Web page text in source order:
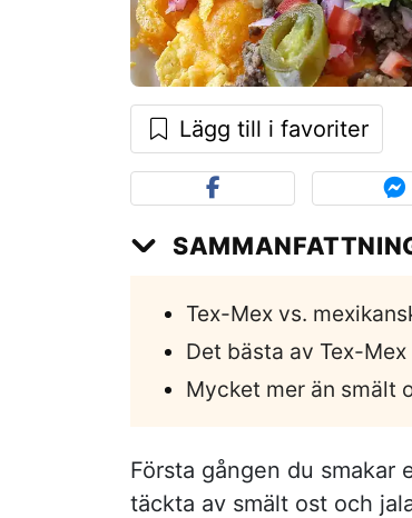
Lägg till i favoriter
Tex-Mex vs.
Det bästa av Tex-
Mycket mer än smält
Första gången du
täckta av smält ost och